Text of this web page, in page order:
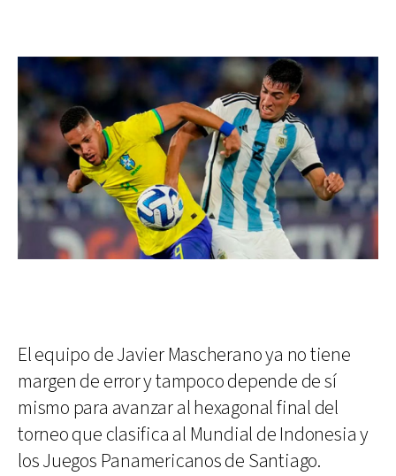
El equipo de Javier Mascherano ya no tiene
margen de error y tampoco depende de sí
mismo para avanzar al hexagonal final del
torneo que clasifica al Mundial de Indonesia y
los Juegos Panamericanos de Santiago.